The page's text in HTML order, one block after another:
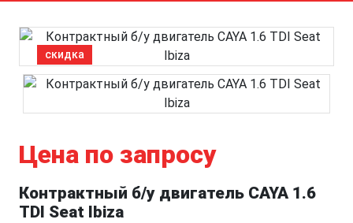
скидка
Цена по запросу
Контрактный б/у двигатель CAYA 1.6
TDI Seat Ibiza